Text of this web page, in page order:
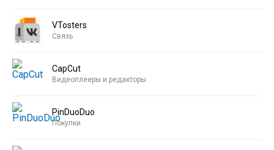
VTosters
Связь
CapCut
Видеоплееры и редакторы
PinDuoDuo
Покупки